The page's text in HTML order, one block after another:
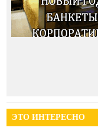
ЭТО ИНТЕРЕСНО